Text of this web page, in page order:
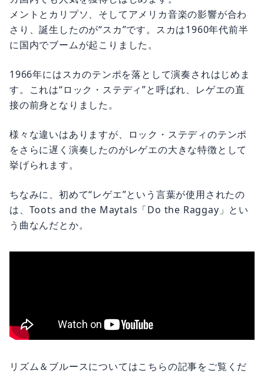
メントとカリプソ、そしてアメリカ音楽の影響が合わ
さり、誕生したのが“スカ”です。スカは1960年代前半
に国内でブームが起こりました。
1966年にはスカのテンポを落として演奏されはじめま
す。これは“ロック・ステディ”と呼ばれ、レゲエの直
接の前身となりました。
様々な違いはありますが、ロック・ステディのテンポ
をさらに遅く演奏したのがレゲエの大きな特徴として
挙げられます。
ちなみに、初めて“レゲエ”という言葉が使用されたの
は、Toots and the Maytals「Do the Raggay」とい
う曲なんだとか。
リズム＆ブルースについてはこちらの記事をご覧くだ